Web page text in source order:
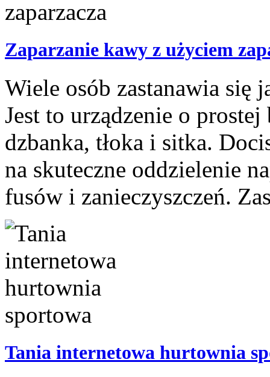
Zaparzanie kawy z użyciem
Wiele osób zastanawia się
Jest to urządzenie o prostej
dzbanka, tłoka i sitka.
na skuteczne oddzielenie
fusów i zanieczyszczeń.
Tania internetowa hurtownia